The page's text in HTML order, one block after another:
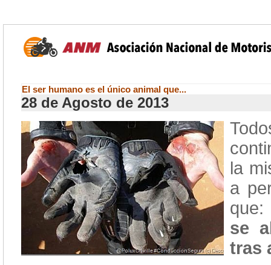
El ser humano es el único animal que...
28 de Agosto de 2013
la
a
que:
se
tras